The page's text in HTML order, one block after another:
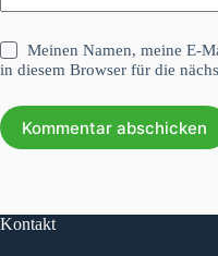
Meinen Namen, meine E-
in diesem Browser für die
Kommentar abschicken
Kontakt